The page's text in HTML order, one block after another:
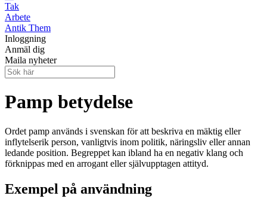
Tak
Arbete
Antik Them
Inloggning
Anmäl dig
Maila nyheter
Pamp betydelse
Ordet pamp används i svenskan för att beskriva en mäktig eller
inflytelserik person, vanligtvis inom politik, näringsliv eller annan
ledande position. Begreppet kan ibland ha en negativ klang och
förknippas med en arrogant eller självupptagen attityd.
Exempel på användning